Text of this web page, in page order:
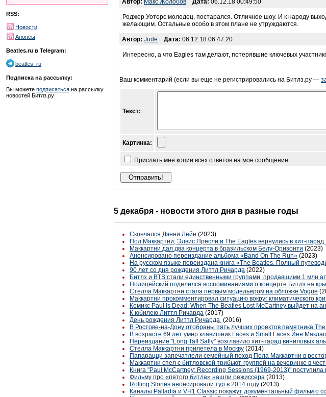
RSS:
Новости
Анонсы
Beatles.ru в Telegram:
beatles_ru
Подписка на рассылку:
Вы можете подписаться на рассылку
новостей Битлз.ру
Автор: Макс Жолобов Дата: 06.12.18 00:49:50
Роджер Уотерс молодец, постарался. Отличное шоу. И к народу
желающим. Остальные особо в этом плане не утруждаются.
Автор: Jude Дата: 06.12.18 06:47:20
Интересно, а что Eagles там делают, потерявшие ключевых
Ваш комментарий (если вы еще не регистрировались на Битлз.ру —
Текст:
Картинка:
Прислать мне копии всех ответов на мое сообщение
5 декабря - новости этого дня в разные годы
Скончался Дэнни Лейн (2023)
Пол Маккартни, Элвис Пресли и The Eagles вернулись в хит-парад
Маккартни дал два концерта в бразильском Белу-Оризонти (2023)
Анонсировано переиздание альбома «Band On The Run» (2023)
На русском языке переиздана книга «The Beatles. Полный
90 лет со дня рождения Литтл Ричарда (2022)
Битлз и BTS стали единственными группами, продавшими 1 млн
Полицейский поделился воспоминаниями о концерте Битлз на
Стелла Маккартни стала первым модельером на обложке Vogue
Маккартни прокомментировал ситуацию вокруг климатического
Комикс Paul Is Dead: When The Beatles Lost McCartney выйдет на
К юбилею Литтл Ричарда (2017)
День рождения Литтл Ричарда (2016)
В Ростове-на-Дону отобраны пять лучших проектов памятника
В возрасте 69 лет умер клавишник Faces и Small Faces Йен
Переиздание "Long Tall Sally" возглавило хит-парад виниловых
Стелла Маккартни прилетела в Москву (2014)
Папарацци запечатлели семейный поход Пола Маккартни в
Маккартни спел с битловской трибьют-группой на вечеринке в
Книга "Paul McCartney: Recording Sessions (1969-2013)" поступила
Фильму про «пятого битла» нашли режиссера (2013)
Rolling Stones анонсировали тур в 2014 году (2013)
Каналы Palladia и VH1 Classic покажут документальный фильм о